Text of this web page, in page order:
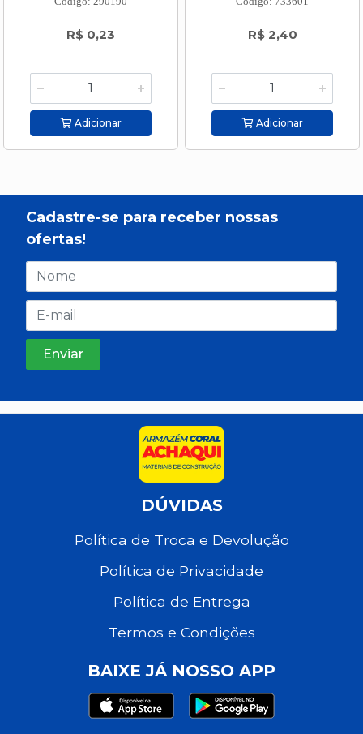
R$ 0,23
Adicionar
R$ 2,40
Adicionar
Cadastre-se para receber nossas
ofertas!
DÚVIDAS
Política de Troca e Devolução
Política de Privacidade
Política de Entrega
Termos e Condições
BAIXE JÁ NOSSO APP